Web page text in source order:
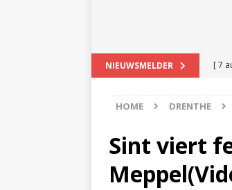
NIEUWSMELDER [ 7
[ 6
[ 7
HOME DRENTHE
Sint viert